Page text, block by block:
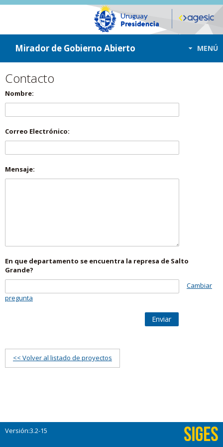
ir a contenido
ir al menú
Mirador de Gobierno Abierto MENÚ
Contacto
Nombre:
Correo Electrónico:
Mensaje:
En que departamento se encuentra la represa de Salto
Grande?
Cambiar
pregunta
Enviar
<< Volver al listado de proyectos
Versión:3.2-15